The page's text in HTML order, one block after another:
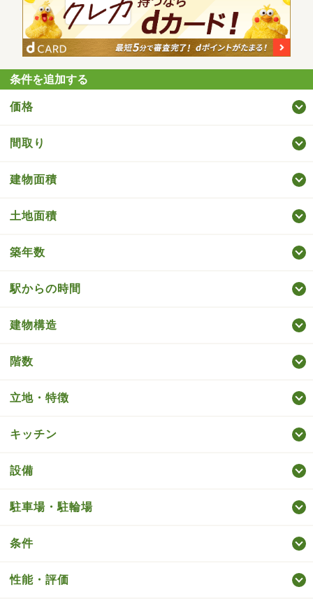
条件を追加する
価格
間取り
建物面積
土地面積
築年数
駅からの時間
建物構造
階数
立地・特徴
キッチン
設備
駐車場・駐輪場
条件
性能・評価